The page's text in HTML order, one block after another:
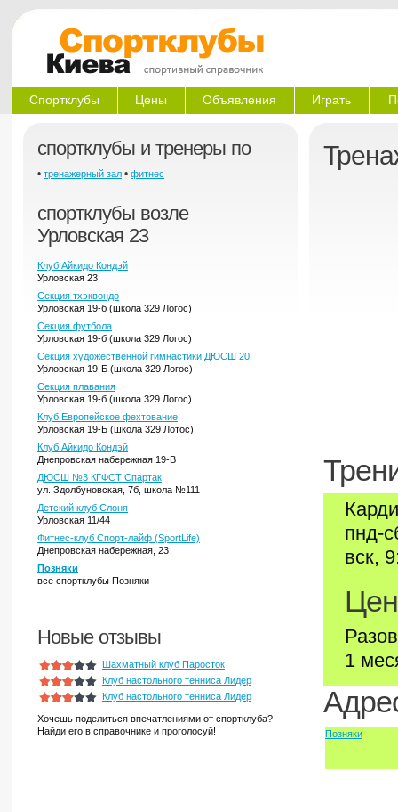
Спортклубы Цены Объявления Играть
спортклубы и тренеры по
• тренажерный зал • фитнес
спортклубы возле
Урловская 23
Клуб Айкидо Кондэй
Урловская 23
Секция тхэквондо
Урловская 19-б (школа 329 Логос)
Секция футбола
Урловская 19-б (школа 329 Логос)
Секция художественной гимнастики ДЮСШ 20
Урловская 19-Б (школа 329 Логос)
Секция плавания
Урловская 19-б (школа 329 Логос)
Клуб Европейское фехтование
Урловская 19-Б (школа 329 Лотос)
Клуб Айкидо Кондэй
Днепровская набережная 19-В
ДЮСШ №3 КГФСТ Спартак
ул. Здолбуновская, 7б, школа №111
Детский клуб Слоня
Урловская 11/44
Фитнес-клуб Спорт-лайф (SportLife)
Днепровская набережная, 23
Позняки
все спортклубы Позняки
Новые отзывы
Шахматный клуб Паросток
Клуб настольного тенниса Лидер
Клуб настольного тенниса Лидер
Хочешь поделиться впечатлениями от спортклуба?
Найди его в справочнике и проголосуй!
пнд-
вск,
1
Позняки